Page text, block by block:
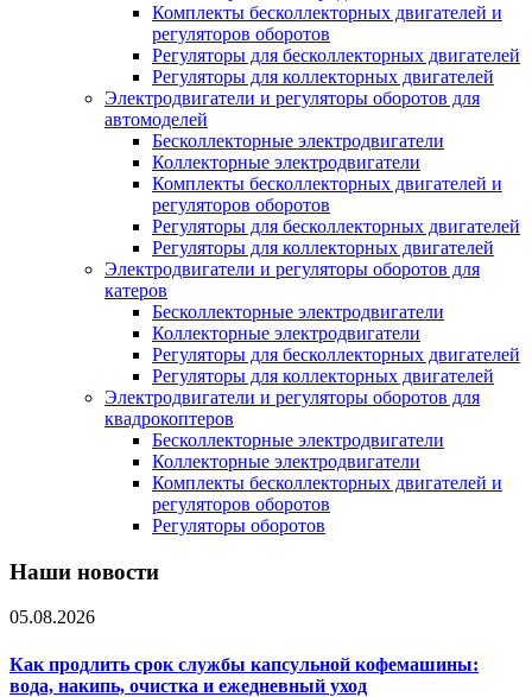
Комплекты бесколлекторных двигателей и
регуляторов оборотов
Регуляторы для бесколлекторных двигателей
Регуляторы для коллекторных двигателей
Электродвигатели и регуляторы оборотов для
автомоделей
Бесколлекторные электродвигатели
Коллекторные электродвигатели
Комплекты бесколлекторных двигателей и
регуляторов оборотов
Регуляторы для бесколлекторных двигателей
Регуляторы для коллекторных двигателей
Электродвигатели и регуляторы оборотов для
катеров
Бесколлекторные электродвигатели
Коллекторные электродвигатели
Регуляторы для бесколлекторных двигателей
Регуляторы для коллекторных двигателей
Электродвигатели и регуляторы оборотов для
квадрокоптеров
Бесколлекторные электродвигатели
Коллекторные электродвигатели
Комплекты бесколлекторных двигателей и
регуляторов оборотов
Регуляторы оборотов
Наши новости
05.08.2026
Как продлить срок службы капсульной кофемашины:
вода, накипь, очистка и ежедневный уход